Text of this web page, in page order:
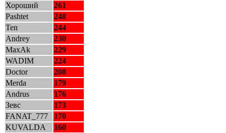
Хороший
261
Pashtet
248
Ten
244
Andrey
230
MaxAk
229
WADIM
224
Doctor
208
Merda
179
Andrus
176
Зевс
173
FANAT_777
170
KUVALDA
160